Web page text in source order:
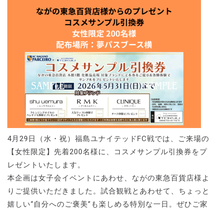
4月29日（水・祝）福島ユナイテッドFC戦では、ご来場の
【女性限定】先着200名様に、コスメサンプル引換券をプ
レゼントいたします。
本企画は女子会イベントにあわせ、ながの東急百貨店様よ
りご提供いただきました。試合観戦とあわせて、ちょっと
嬉しい“自分へのご褒美”も楽しめる特別な一日。ぜひご家